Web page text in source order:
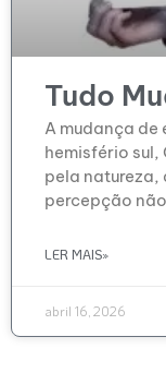
Tudo
A mudança
hemisfério sul,
pela natureza,
percepção
LER MAIS»
abril 16, 2026